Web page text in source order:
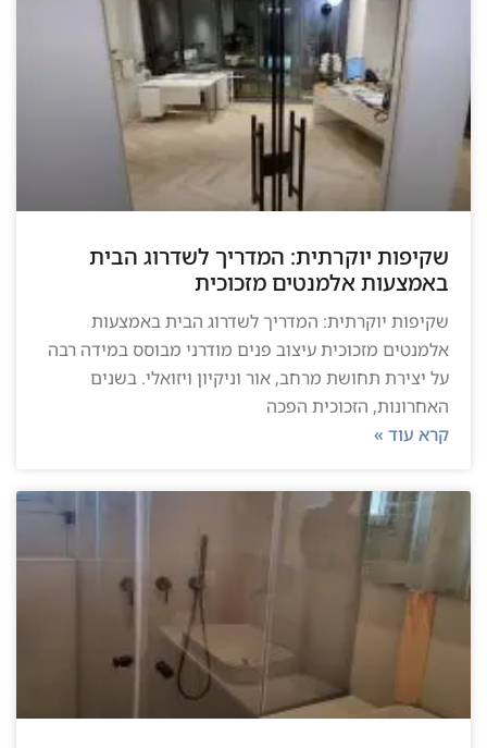
שקיפות יוקרתית: המדריך לשדרוג הבית
באמצעות אלמנטים מזכוכית
שקיפות יוקרתית: המדריך לשדרוג הבית באמצעות
אלמנטים מזכוכית עיצוב פנים מודרני מבוסס במידה רבה
על יצירת תחושת מרחב, אור וניקיון ויזואלי. בשנים
האחרונות, הזכוכית הפכה
קרא עוד »